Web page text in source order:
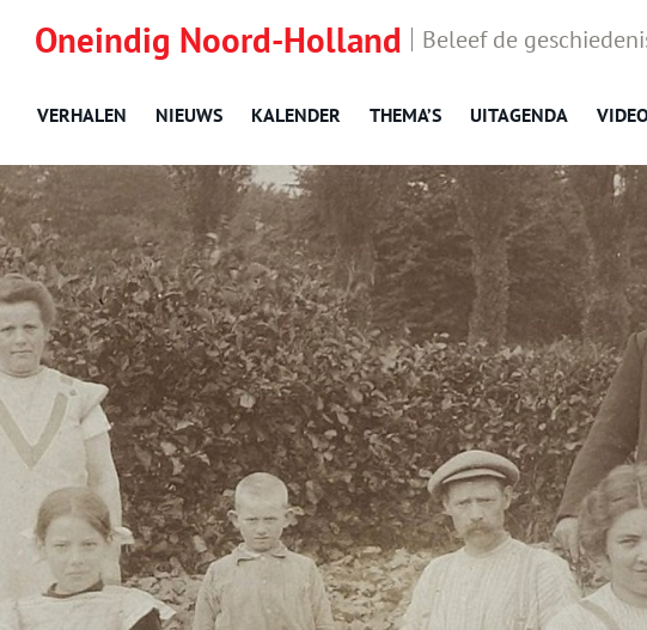
Oneindig Noord-Holland Beleef de
VERHALEN NIEUWS KALENDER THEMA’S UITAGENDA